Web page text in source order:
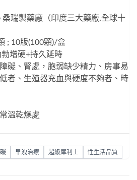
桑瑞製藥廠（印度三大藥廠,全球十
; 10版(100顆)/盒
勃增硬+持久延時
礙、腎處，胞弱缺少精力、房事易
者、生殖器充血與硬度不夠者、時
溫乾燥處
早洩治療 超級犀利士 性生活品質